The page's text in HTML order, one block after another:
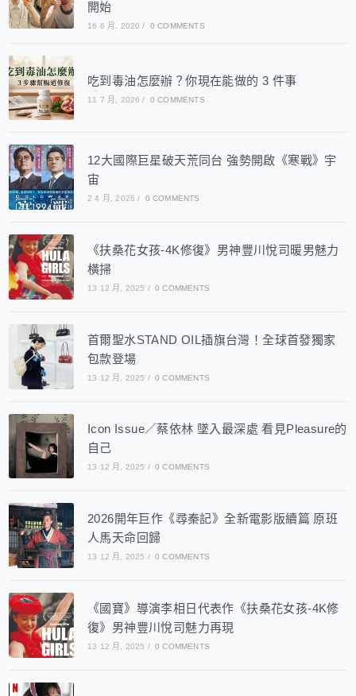
開始
16 6 月, 2020 / 0 COMMENTS
吃到毒油怎麼辦？你現在能做的 3 件事
11 7 月, 2026 / 0 COMMENTS
12大國際巨星破天荒同台 強勢開啟《寒戰》宇
宙
2 4 月, 2026 / 0 COMMENTS
《扶桑花女孩-4K修復》男神豐川悅司暖男魅力
橫掃
13 12 月, 2025 / 0 COMMENTS
首爾聖水STAND OIL插旗台灣！全球首發獨家
包款登場
13 12 月, 2025 / 0 COMMENTS
Icon Issue／蔡依林 墜入最深處 看見Pleasure的
自己
13 12 月, 2025 / 0 COMMENTS
2026開年巨作《尋秦記》全新電影版續篇 原班
人馬天命回歸
13 12 月, 2025 / 0 COMMENTS
《國寶》導演李相日代表作《扶桑花女孩-4K修
復》男神豐川悅司魅力再現
13 12 月, 2025 / 0 COMMENTS